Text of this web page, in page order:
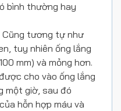
bình thường hay
Cũng tương tự như
tuy nhiên ống lắng
mm) và mỏng hơn.
cho vào ống lắng
một giờ, sau đó
hỗn hợp máu và